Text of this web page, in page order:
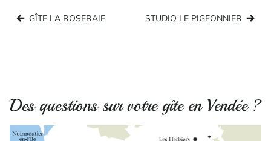
Navigation
GÎTE LA ROSERAIE STUDIO LE PIGEONNIER
Des questions sur votre gîte en Vendée ?